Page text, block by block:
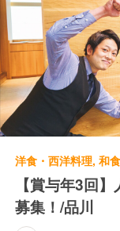
【賞与年3回
募集！/品川